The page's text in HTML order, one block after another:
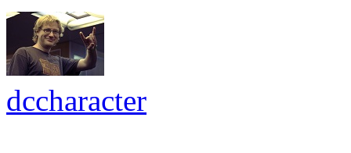
dccharacter